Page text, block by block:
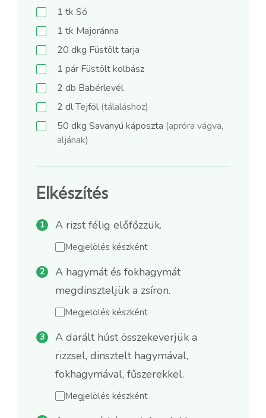
1 tk Só
1 tk Majoránna
20 dkg Füstölt tarja
1 pár Füstölt kolbász
2 db Babérlevél
2 dlTejföl (tálaláshoz)
50 dkg Savanyú káposzta (apróra vágva,
aljának)
Elkészítés
A rizst félig előfőzzük.
Megjelölés készként
A hagymát és fokhagymát
megdinszteljük a zsíron.
Megjelölés készként
A darált húst összekeverjük a
rizzsel, dinsztelt hagymával,
fokhagymával, fűszerekkel.
Megjelölés készként